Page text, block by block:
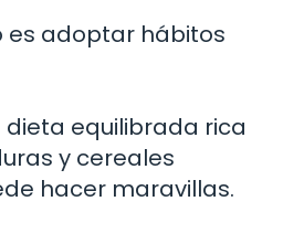
es adoptar hábitos
equilibrada rica
y cereales
hacer maravillas.